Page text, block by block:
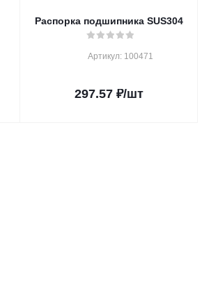
Распорка подшипника SUS304
Артикул: 100471
297.57 ₽/шт